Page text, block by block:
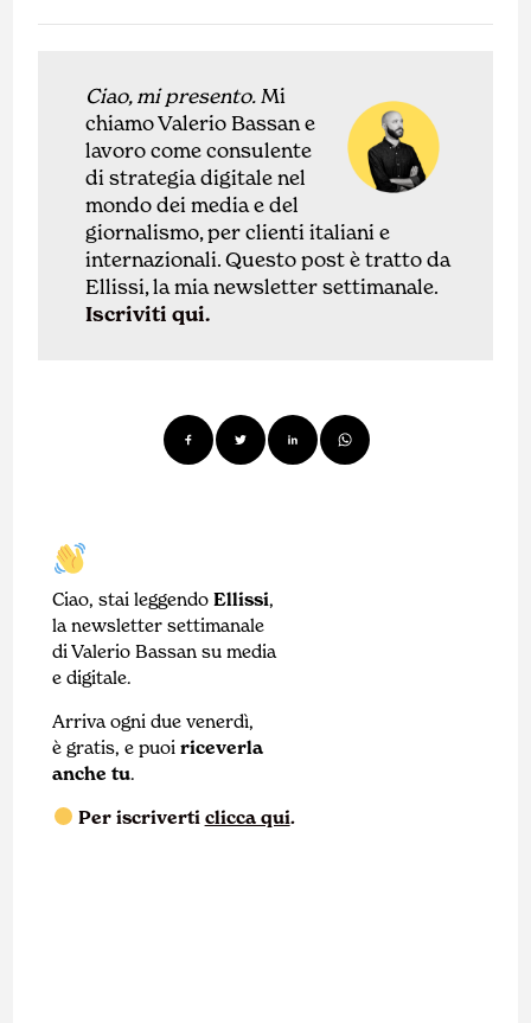
Ciao, stai leggendoEllissi,
la newsletter settimanale
di Valerio Bassan su media
e digitale.
Arriva ogni due venerdì,
è gratis, e puoiriceverla
anche tu.
Per iscriverti clicca qui.
Ciao, mi presento.Mi
chiamo Valerio Bassan e
lavoro comeconsulente
distrategia digitale nel
mondo dei media e del
giornalismo, per clienti italiani e
internazionali.Questo post è tratto da
Ellissi, la mia newsletter settimanale.
Iscriviti qui.